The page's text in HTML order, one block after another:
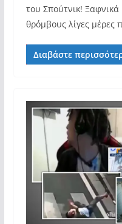
του Σπούτνικ!
θρόμβους λίγες μέρες
Διαβάστε